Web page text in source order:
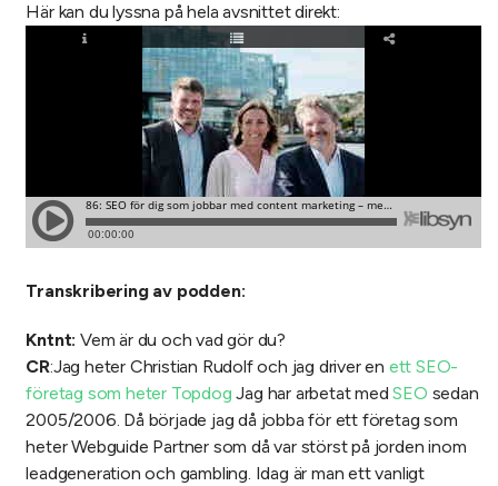
Här kan du lyssna på hela avsnittet direkt:
Transkribering av podden:
Kntnt: Vem är du och vad gör du?
CR:Jag heter Christian Rudolf och jag driver en ett SEO-
företag som heter Topdog Jag har arbetat medSEO sedan
2005/2006. Då började jag då jobba för ett företag som
heter Webguide Partner som då var störst på jorden inom
leadgeneration och gambling. Idag är man ett vanligt